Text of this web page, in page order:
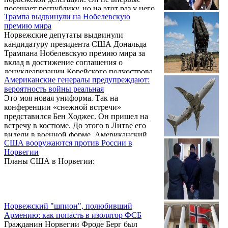
дополнительных подразделений морских
пехотинцев США.
посещает республику, но на этот раз у него
есть важная цель.
Трампа выдвинули на Нобелевскую
премию мира
Норвежские депутаты выдвинули
кандидатуру президента США Дональда
Трампана Нобелевскую премию мира за
вклад в достижение соглашения о
денуклеаризации Корейского полуострова.
Как передает Арменпресс, об этом сообщает
«Интерфакс» со ссылкой на норвежскую
телерадиокомпанию.
Американские генералы предупреждают:
вероятность войны реальная
Это моя новая униформа. Так на
конференции «снежной встречи»
представился Бен Ходжес. Он пришел на
встречу в костюме. До этого в Литве его
видели в военной форме. Американский
генерал, возглавлявший армию США в
Европе, в декабре завершил свою карьеру и
стал гражданским аналитиком.
США вооружаются против России в
Норвегии
Планы США в Норвегии:
Норвежский "шпион", полюбивший
Армению: как попасть в изолятор ФСБ
Гражданин Норвегии Фроде Берг был